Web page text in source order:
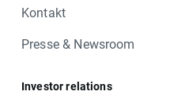
Kontakt
Presse & Newsroom
Investor relations